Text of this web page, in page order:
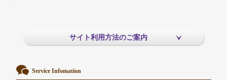
サイト利用方法のご案内
Service Infomation